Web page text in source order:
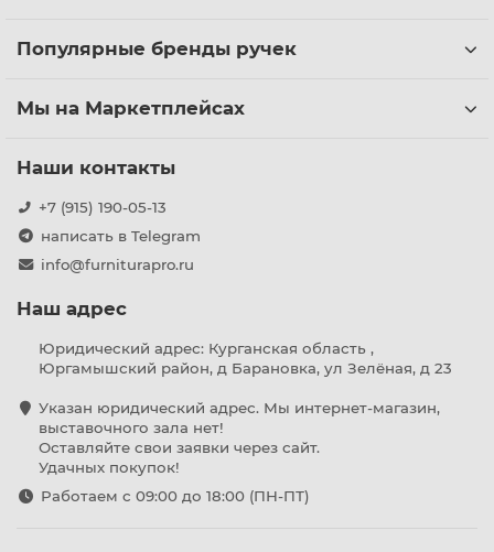
Популярные бренды ручек
Мы на Маркетплейсах
Наши контакты
+7 (915) 190-05-13
написать в Telegram
info@furniturapro.ru
Наш адрес
Юридический адрес: Курганская область ,
Юргамышский район, д Барановка, ул Зелёная, д 23
Указан юридический адрес. Мы интернет-магазин,
выставочного зала нет!
Оставляйте свои заявки через сайт.
Удачных покупок!
Работаем с 09:00 до 18:00 (ПН-ПТ)